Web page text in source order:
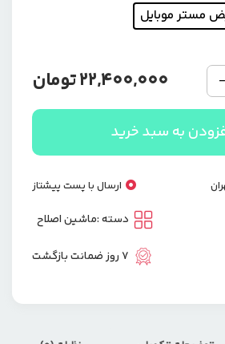
-
22,400,000تومان
به سبد خرید
ارسال با پست پیشتاز
دسته :ماشین اصلاح
7 روز ضمانت بازگشت